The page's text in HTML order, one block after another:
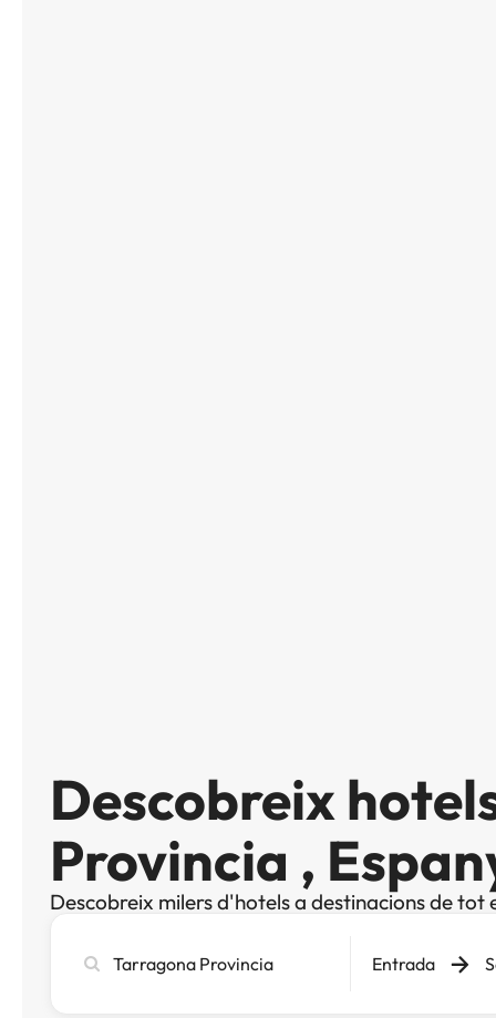
Descobreix
Provincia ,
Descobreix milers d'hotels a destinacions de tot
ciutat,
Entrada